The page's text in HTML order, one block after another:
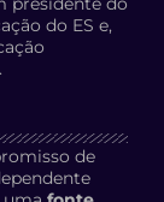
do ES e,
de